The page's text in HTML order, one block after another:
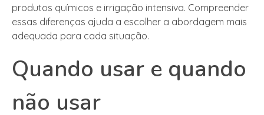
produtos químicos e irrigação intensiva. Compreender
essas diferenças ajuda a escolher a abordagem mais
adequada para cada situação.
Quando usar e quando
não usar